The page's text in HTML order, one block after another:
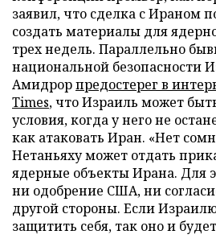
заявил, что сделка с Ираном
создать материалы для
трех недель. Параллельно
национальной безопасности
Амидрорпредостерег в
Times, что Израиль может
условия, когда у него не
как атаковать Иран. «Нет
Нетаньяху может отдать
ядерные объекты Ирана. Для
ни одобрение США, ни
другой стороны. Если
защитить себя, так оно и